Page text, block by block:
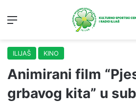
ILIJAŠ KINO
Animirani film
grbavog kita” u